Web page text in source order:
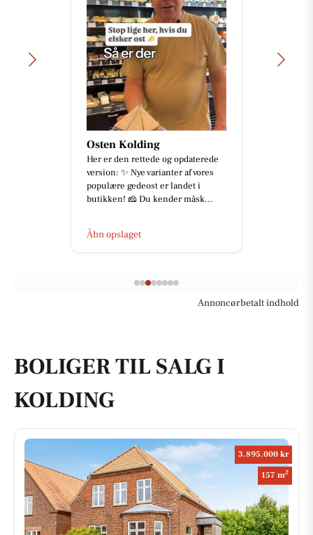
Osten Kolding
Her er den rettede og opdaterede
version: ✨ Nye varianter af vores
populære gedeost er landet i
butikken! 🧀 Du kender måsk...
Åbn opslaget
Annoncørbetalt indhold
BOLIGER TIL SALG I
KOLDING
3.895.000 kr
157 m2